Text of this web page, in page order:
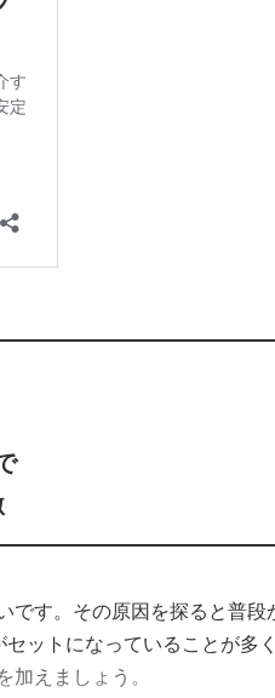
です。その原因を探ると普段
ットになっていることが多
えましょう。